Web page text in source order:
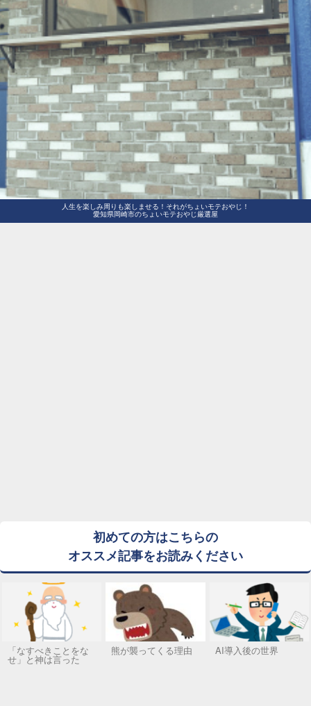
人生を楽しみ周りも楽しませる！それがちょいモテおやじ！
愛知県岡崎市のちょいモテおやじ厳選屋
初めての方はこちらの
オススメ記事をお読みください
「なすべきことをな
せ」と神は言った
熊が襲ってくる理由 AI導入後の世界